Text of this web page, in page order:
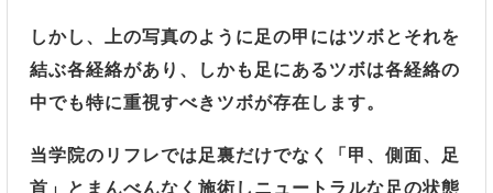
しかし、上の写真のように足の甲にはツボとそれを
結ぶ各経絡があり、しかも足にあるツボは各経絡の
中でも特に重視すべきツボが存在します。
当学院のリフレでは足裏だけでなく「甲、側面、足
首」とまんべんなく施術しニュートラルな足の状態